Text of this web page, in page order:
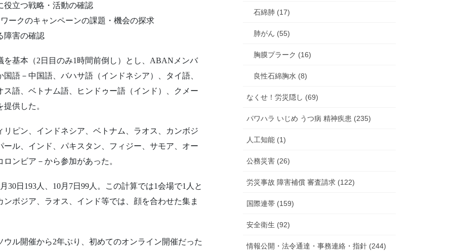
立つ戦略・活動の確認
クのキャンペーンの課題・機会の探求
害の確認
を基本（2日目のみ1時間前倒し）とし、ABANメンバ
語－中国語、バハサ語（インドネシア）、タイ語、
語、ベトナム語、ヒンドゥー語（インド）、クメー
供した。
ピン、インドネシア、ベトナム、ラオス、カンボジ
ル、インド、パキスタン、フィジー、サモア、オー
ンビア－から参加があった。
30日193人、10月7日99人。この計算では1会場で1人と
ボジア、ラオス、インド等では、顔を合わせた集ま
ウル開催から2年ぶり、初めてのオンライン開催だった
石綿肺 (17)
肺がん (55)
胸膜プラーク (16)
良性石綿胸水 (8)
なくせ！労災隠し (69)
パワハラ いじめ うつ病 精神疾患 (235)
人工知能 (1)
公務災害 (26)
労災事故 障害補償 審査請求 (122)
国際連帯 (159)
安全衛生 (92)
情報公開・法令通達・事務連絡・指針 (244)